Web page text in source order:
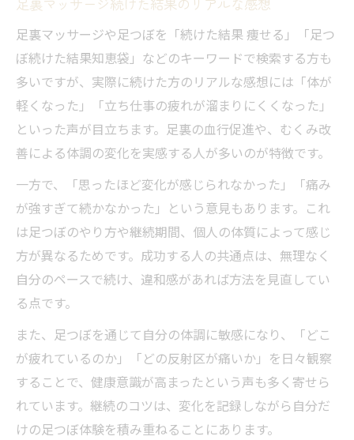
足裏マッサージや足つぼを「続けた結果 痩せる」「足つ
ぼ続けた結果知恵袋」などのキーワードで検索する方も
多いですが、実際に続けた方のリアルな感想には「体が
軽くなった」「立ち仕事の疲れが溜まりにくくなった」
といった声が目立ちます。足裏の血行促進や、むくみ改
善による体調の変化を実感する人が多いのが特徴です。
一方で、「思ったほど変化が感じられなかった」「痛み
が強すぎて続かなかった」という意見もあります。これ
は足つぼのやり方や継続期間、個人の体質によって感じ
方が異なるためです。成功する人の共通点は、無理なく
自分のペースで続け、違和感があれば方法を見直してい
る点です。
また、足つぼを通じて自分の体調に敏感になり、「どこ
が疲れているのか」「どの反射区が痛いか」を日々観察
することで、健康意識が高まったという声も多く寄せら
れています。継続のコツは、変化を記録しながら自分だ
けの足つぼ体験を積み重ねることにあります。